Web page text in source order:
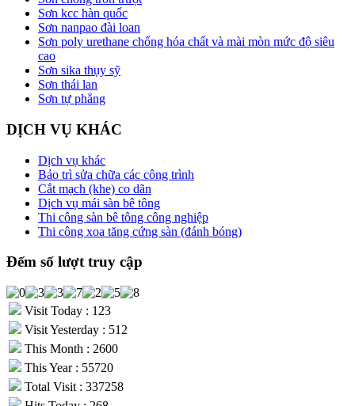
Sơn kcc hàn quốc
Sơn nanpao đài loan
Sơn poly urethane chống hóa chất và mài mòn mức độ siêu
cao
Sơn sika thụy sỹ
Sơn thái lan
Sơn tự phẳng
DỊCH VỤ KHÁC
Dịch vụ khác
Bảo trì sửa chữa các công trình
Cắt mạch (khe) co dãn
Dịch vụ mái sàn bê tông
Thi công sàn bê tông công nghiệp
Thi công xoa tăng cứng sàn (đánh bóng)
Đếm số lượt truy cập
Visit Today : 123
Visit Yesterday : 512
This Month : 2600
This Year : 55720
Total Visit : 337258